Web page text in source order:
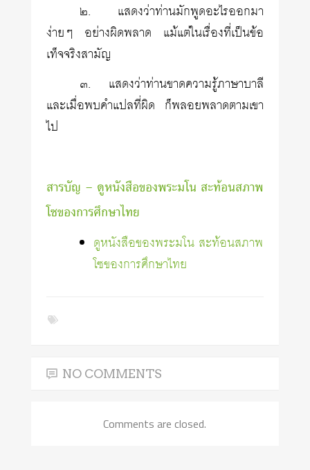
๒. แสดงว่าท่านมักพูดอะไรออกมา
ง่ายๆ อย่างผิดพลาด แม้แต่ในเรื่องที่เป็นข้อ
เท็จจริงสามัญ
๓. แสดงว่าท่านขาดความรู้ภาษาบาลี
และเมื่อพบคำแปลที่ผิด ก็พลอยพลาดตามเขา
ไป
สารบัญ – ดูหนังสือของพระมโน สะท้อนสภาพ
โซของการศึกษาไทย
ดูหนังสือของพระมโน สะท้อนสภาพ
โซของการศึกษาไทย
NO COMMENTS
Comments are closed.